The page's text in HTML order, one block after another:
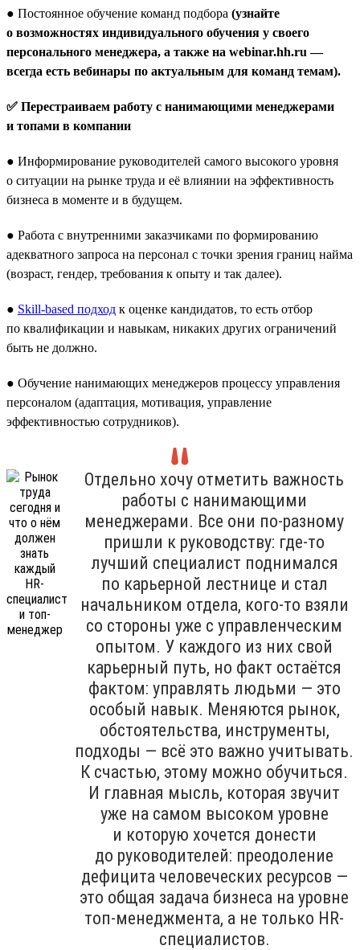
● Постоянное обучение команд подбора (узнайте
о возможностях индивидуального обучения у своего
персонального менеджера, а также на webinar.hh.ru —
всегда есть вебинары по актуальным для команд темам).
✅ Перестраиваем работу с нанимающими менеджерами
и топами в компании
● Информирование руководителей самого высокого уровня
о ситуации на рынке труда и её влиянии на эффективность
бизнеса в моменте и в будущем.
● Работа с внутренними заказчиками по формированию
адекватного запроса на персонал с точки зрения границ найма
(возраст, гендер, требования к опыту и так далее).
● Skill-based подход к оценке кандидатов, то есть отбор
по квалификации и навыкам, никаких других ограничений
быть не должно.
● Обучение нанимающих менеджеров процессу управления
персоналом (адаптация, мотивация, управление
эффективностью сотрудников).
Отдельно хочу отметить важность
работы с нанимающими
менеджерами. Все они по-разному
пришли к руководству: где-то
лучший специалист поднимался
по карьерной лестнице и стал
начальником отдела, кого-то взяли
со стороны уже с управленческим
опытом. У каждого из них свой
карьерный путь, но факт остаётся
фактом: управлять людьми — это
особый навык. Меняются рынок,
обстоятельства, инструменты,
подходы — всё это важно учитывать.
К счастью, этому можно обучиться.
И главная мысль, которая звучит
уже на самом высоком уровне
и которую хочется донести
до руководителей: преодоление
дефицита человеческих ресурсов —
это общая задача бизнеса на уровне
топ-менеджмента, а не только HR-
специалистов.